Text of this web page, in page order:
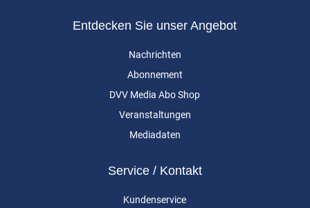
Entdecken Sie unser Angebot
Nachrichten
Abonnement
DVV Media Abo Shop
Veranstaltungen
Mediadaten
Service / Kontakt
Kundenservice